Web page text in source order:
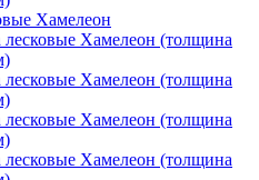
Хамелеон
лесковые Хамелеон (толщина
лесковые Хамелеон (толщина
лесковые Хамелеон (толщина
лесковые Хамелеон (толщина